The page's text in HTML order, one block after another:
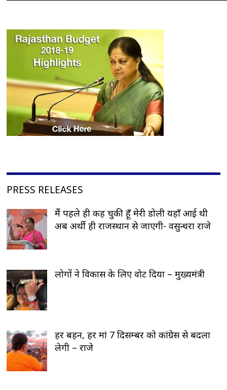
PRESS RELEASES
मैं पहले ही कह चुकी हूँ मेरी डोली यहाँ आई थी
अब अर्थी ही राजस्थान से जाएगी- वसुन्धरा राजे
लोगों ने विकास के लिए वोट दिया – मुख्यमंत्री
हर बहन, हर मां 7 दिसम्बर को कांग्रेस से बदला
लेगी – राजे